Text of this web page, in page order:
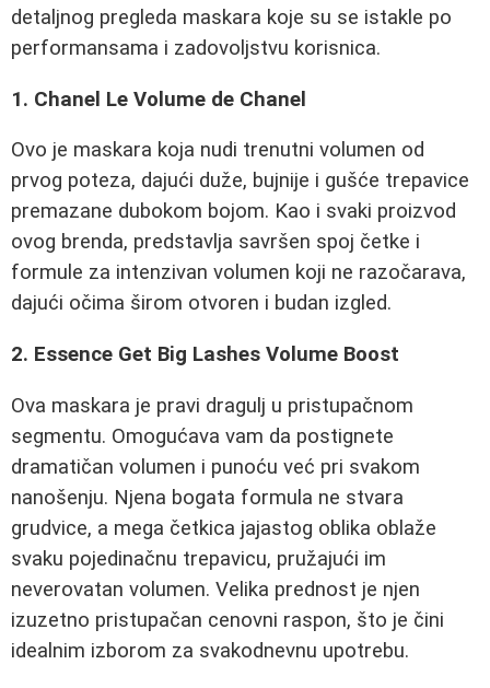
detaljnog pregleda maskara koje su se istakle po
performansama i zadovoljstvu korisnica.
1. Chanel Le Volume de Chanel
Ovo je maskara koja nudi trenutni volumen od
prvog poteza, dajući duže, bujnije i gušće trepavice
premazane dubokom bojom. Kao i svaki proizvod
ovog brenda, predstavlja savršen spoj četke i
formule za intenzivan volumen koji ne razočarava,
dajući očima širom otvoren i budan izgled.
2. Essence Get Big Lashes Volume Boost
Ova maskara je pravi dragulj u pristupačnom
segmentu. Omogućava vam da postignete
dramatičan volumen i punoću već pri svakom
nanošenju. Njena bogata formula ne stvara
grudvice, a mega četkica jajastog oblika oblaže
svaku pojedinačnu trepavicu, pružajući im
neverovatan volumen. Velika prednost je njen
izuzetno pristupačan cenovni raspon, što je čini
idealnim izborom za svakodnevnu upotrebu.